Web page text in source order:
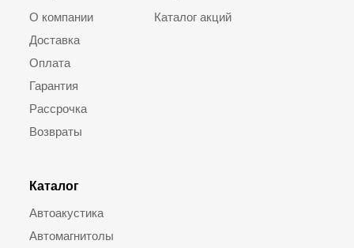
О компании
Доставка
Оплата
Гарантия
Рассрочка
Возвраты
Каталог
Автоакустика
Автомагнитолы
Каталог акций